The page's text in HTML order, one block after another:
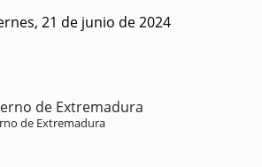
21 de junio de 2024
de Extremadura
de Extremadura